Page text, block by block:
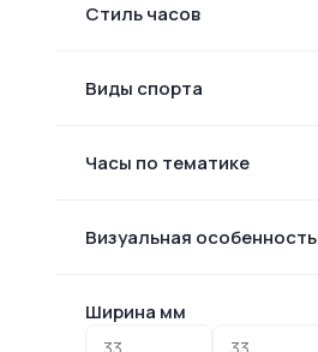
Стиль часов
Виды спорта
Часы по тематике
Визуальная особенность
Ширина мм